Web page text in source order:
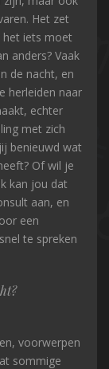
Het zet
het iets moet
anders? Vaak
de nacht, en
herleiden naar
echter
met zich
benieuwd wat
Of wil je
kan jou dat
aan, en
een
te spreken
voorwerpen
sommige